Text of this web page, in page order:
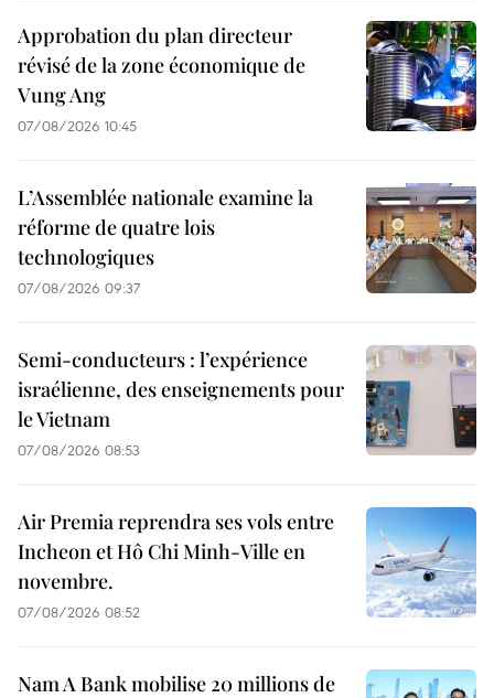
Approbation du plan directeur
révisé de la zone économique de
Vung Ang
07/08/2026 10:45
L’Assemblée nationale examine la
réforme de quatre lois
technologiques
07/08/2026 09:37
Semi-conducteurs : l’expérience
israélienne, des enseignements pour
le Vietnam
07/08/2026 08:53
Air Premia reprendra ses vols entre
Incheon et Hô Chi Minh-Ville en
novembre.
07/08/2026 08:52
Nam A Bank mobilise 20 millions de